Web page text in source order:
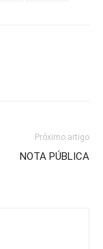
Próximo artigo
NOTA PÚBLICA